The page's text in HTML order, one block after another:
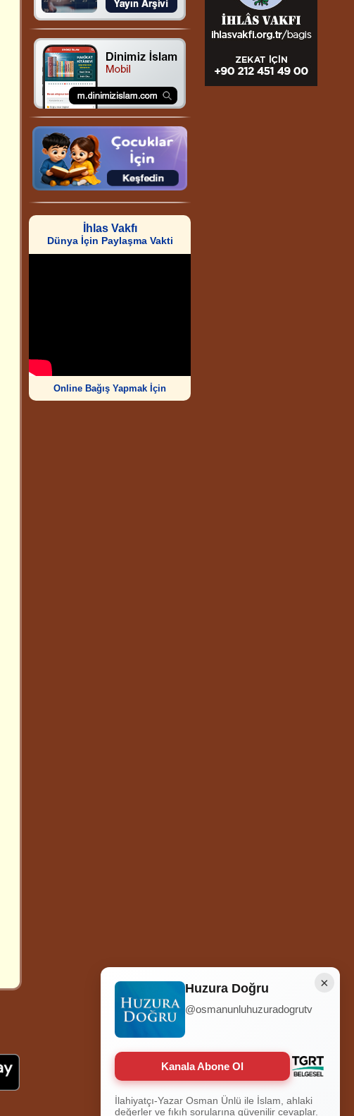
İhlas Vakfı
Dünya İçin Paylaşma Vakti
Online Bağış Yapmak İçin
Ziyaretçi Sayısı
252.012.535
Hosted byİhlas Net
×
Huzura Doğru
@osmanunluhuzuradogrutv
Kanala Abone Ol
İlahiyatçı-Yazar Osman Ünlü ile İslam, ahlaki
değerler ve fıkıh sorularına güvenilir cevaplar.